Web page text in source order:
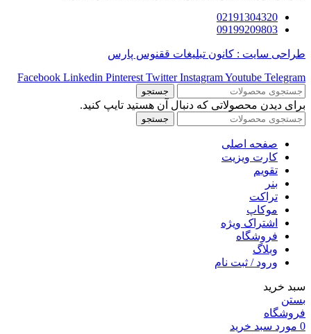
02191304320
09199209803
طراحی سایت : کانون تبلیغات ققنوس پارس
Facebook Linkedin Pinterest Twitter InstagramYoutube Telegram
جستجو
برای دیدن محصولاتی که دنبال آن هستید تایپ کنید.
جستجو
صفحه اصلی
کارت ویزیت
تقویم
بنر
تراکت
موکاپ
اشتراک ویژه
فروشگاه
وبلاگ
ورود / ثبت نام
سبد خرید
بستن
فروشگاه
0 مورد سبد خرید